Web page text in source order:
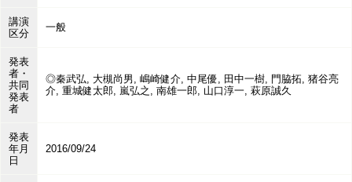
講演
区分
一般
発表
者・
共同
発表
者
◎秦武弘, 大槻尚男, 嶋崎健介, 中尾優, 田中一樹, 門脇拓, 猪谷亮
介, 重城健太郎, 嵐弘之, 南雄一郎, 山口淳一, 萩原誠久
発表
年月
日
2016/09/24